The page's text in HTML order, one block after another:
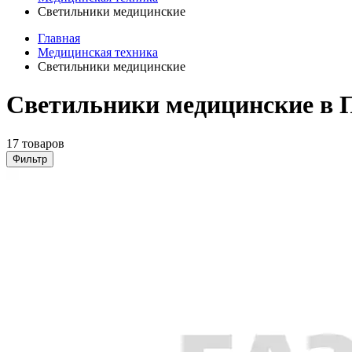
Светильники медицинские
Главная
Медицинская техника
Светильники медицинские
Светильники медицинские в
17 товаров
Фильтр